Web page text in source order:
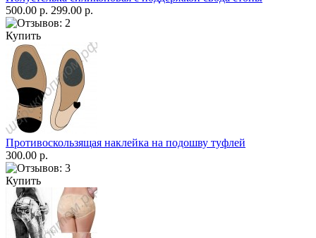
500.00 р. 299.00 р.
Купить
Противоскользящая наклейка на подошву туфлей
300.00 р.
Купить